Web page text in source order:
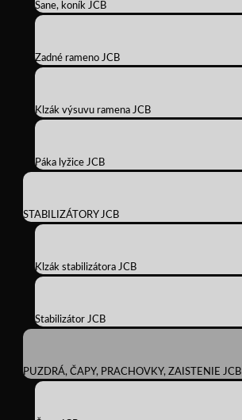
Sane, koník JCB
Zadné rameno JCB
Klzák výsuvu ramena JCB
Páka lyžice JCB
STABILIZÁTORY JCB
Klzák stabilizátora JCB
Stabilizátor JCB
PUZDRÁ, ČAPY, PRACHOVKY, ZAISTENIE JCB